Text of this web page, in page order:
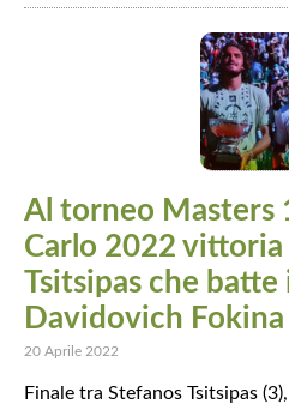
Al torneo Masters
Carlo 2022
Tsitsipas che batte
Davidovich Fokina
20 Aprile 2022
Finale tra Stefanos Tsitsipas